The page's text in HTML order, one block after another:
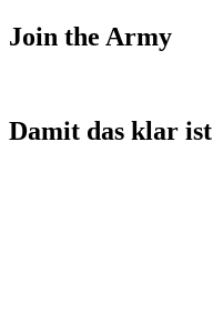
Join the Army
Damit das klar ist